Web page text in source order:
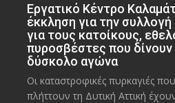
Εργατικό Κέντρο
έκκληση για την συλλογή
για τους κατοίκους,
πυροσβέστες που δίνουν
δύσκολο αγώνα
Οι καταστροφικές πυρκαγιές
πλήττουν τη Δυτική Αττική